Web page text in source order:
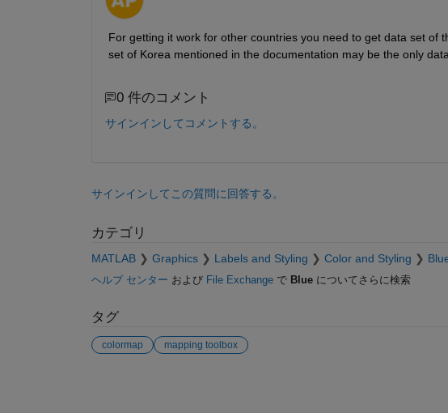
For getting it work for other countries you need to get data set of
set of Korea mentioned in the documentation may be the only
0 件のコメント
サインインしてコメントする。
サインインしてこの質問に回答する。
カテゴリ
MATLAB Graphics Labels and Styling Color and Styling
ヘルプ センター および File Exchangeで Blueについてさらに検索
タグ
colormap mapping toolbox